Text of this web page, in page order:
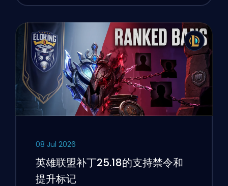
08 Jul 2026
英雄联盟补丁25.18的支持禁令和
提升标记